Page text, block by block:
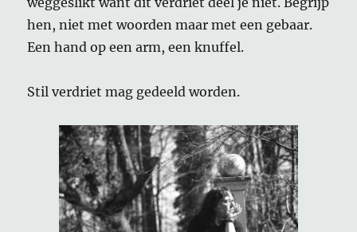
hen, niet met woorden maar met een gebaar.
Een hand op een arm, een knuffel.
Stil verdriet mag gedeeld worden.